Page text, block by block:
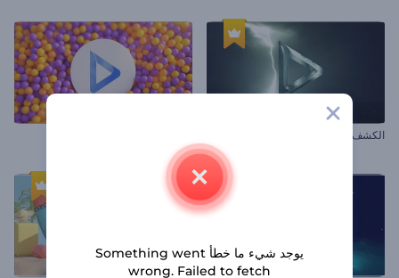
الكشف عن شعار العاصفة الغاضبة
يوجد شيء ما خطأ Something went
wrong. Failed to fetch